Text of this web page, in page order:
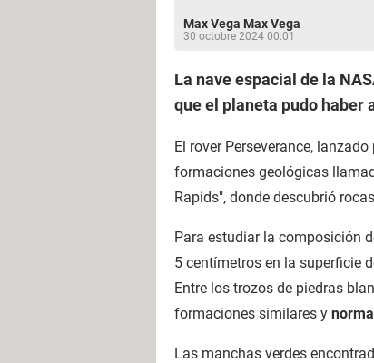
Max Vega Max Vega
30 octobre 2024 00:01
La nave espacial de la
que el planeta pudo haber
El rover Perseverance,
formaciones geológicas
Rapids", donde descubrió
Para estudiar la composición
5 centímetros en la superficie
Entre los trozos de piedras
formaciones similares y
Las manchas verdes